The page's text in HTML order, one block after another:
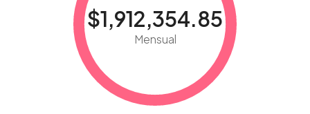
$1,912,354.85
Mensual